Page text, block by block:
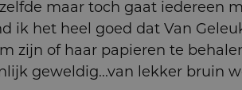
maar toch gaat iedereen
ik het heel goed dat Van
zijn of haar papieren te
geweldig...van lekker bruin